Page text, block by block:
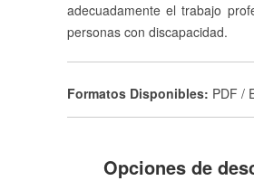
adecuadamente el trabajo
personas con discapacidad.
Formatos Disponibles: PDF /
Opciones de